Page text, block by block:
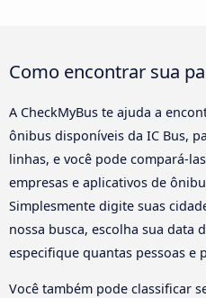
Como encontrar sua
A CheckMyBus te ajuda a
ônibus disponíveis da IC Bus,
linhas, e você pode compará-
empresas e aplicativos de
Simplesmente digite suas
nossa busca, escolha sua data
especifique quantas pessoas e
Você também pode classificar